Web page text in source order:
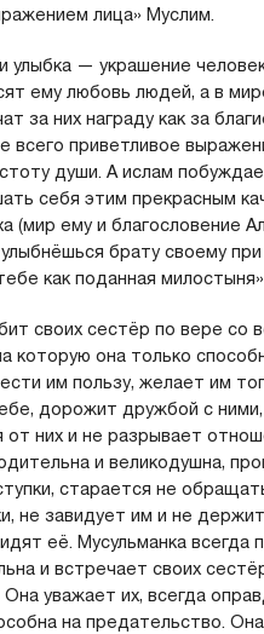
лица» Муслим.
улыбка — украшение
ему любовь людей, а в
за них награду как за
всего приветливое
души. А ислам
себя этим прекрасным
(мир ему и благословение
брату своему
как поданная
своих сестёр по вере со
которую она только
им пользу, желает им
дорожит дружбой с
от них и не разрывает
и великодушна,
старается не
не завидует им и не
её. Мусульманка всегда
и встречает своих
Она уважает их, всегда
на предательство.